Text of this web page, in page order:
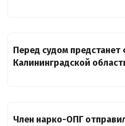
Перед судом
Калининградской
Член нарко-ОПГ